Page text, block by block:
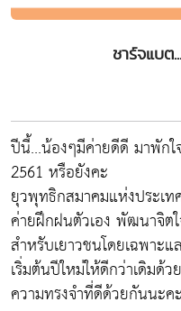
ชาร์จแบต
ปีนี้...น้องๆมีค่ายดีดี มาพัก
2561 หรือยังคะ
ยุวพุทธิกสมาคมแห่งประเท
ค่ายฝึกฝนตัวเอง​ พัฒนาจิต
สำหรับเยาวชนโดยเฉพาะ
เริ่มต้นปีใหม่ให้ดีกว่าเดิมด้
ความทรงจำที่ดีด้วยกันนะคะ